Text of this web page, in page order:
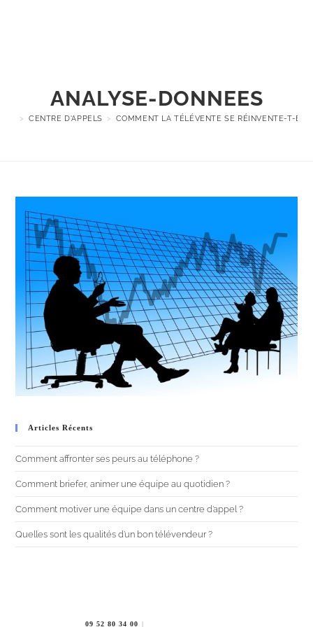
ANALYSE-DONNEES
> CENTRE D'APPELS > COMMENT LA TÉLÉVENTE SE RÉINVENTE-T-
Articles Récents
Comment affronter ses peurs au téléphone ?
Comment briefer, animer une équipe au quotidien ?
Comment motiver une équipe dans un centre d’appel ?
Quelles sont les qualités d’un bon télévendeur ?
09 52 80 34 00